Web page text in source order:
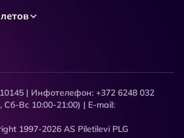
| Инфотелефон: +372 6248 032
Вс 10:00-21:00) | E-mail:
1997-2026 AS Piletilevi PLG